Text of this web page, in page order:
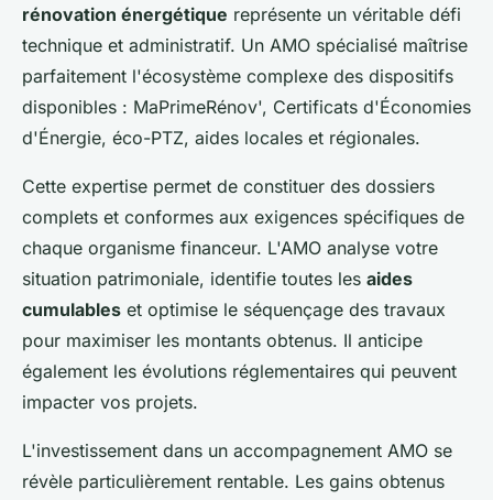
rénovation énergétique représente un véritable défi
technique et administratif. Un AMO spécialisé maîtrise
parfaitement l'écosystème complexe des dispositifs
disponibles : MaPrimeRénov', Certificats d'Économies
d'Énergie, éco-PTZ, aides locales et régionales.
Cette expertise permet de constituer des dossiers
complets et conformes aux exigences spécifiques de
chaque organisme financeur. L'AMO analyse votre
situation patrimoniale, identifie toutes les aides
cumulables et optimise le séquençage des travaux
pour maximiser les montants obtenus. Il anticipe
également les évolutions réglementaires qui peuvent
impacter vos projets.
L'investissement dans un accompagnement AMO se
révèle particulièrement rentable. Les gains obtenus